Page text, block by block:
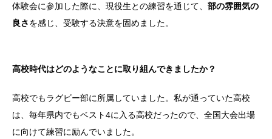
体験会に参加した際に、現役生との練習を通じて、 部の雰囲気の
良さを感じ、受験する決意を固めました。
高校時代はどのようなことに取り組んできましたか？
高校でもラグビー部に所属していました。私が通っていた高校
は、毎年県内でもベスト4に入る高校だったので、全国大会出場
に向けて練習に励んでいました。